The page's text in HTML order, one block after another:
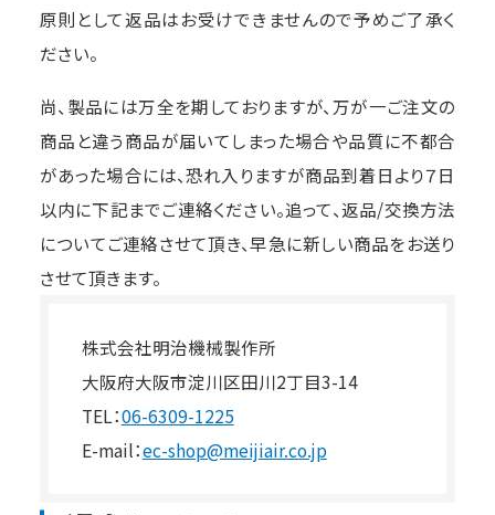
原則として返品はお受けできませんので予めご了承く
ださい。
尚、製品には万全を期しておりますが、万が一ご注文の
商品と違う商品が届いてしまった場合や品質に不都合
があった場合には、恐れ入りますが商品到着日より７日
以内に下記までご連絡ください。追って、返品/交換方法
についてご連絡させて頂き、早急に新しい商品をお送り
させて頂きます。
株式会社明治機械製作所
大阪府大阪市淀川区田川2丁目3-14
TEL：06-6309-1225
E-mail：ec-shop@meijiair.co.jp